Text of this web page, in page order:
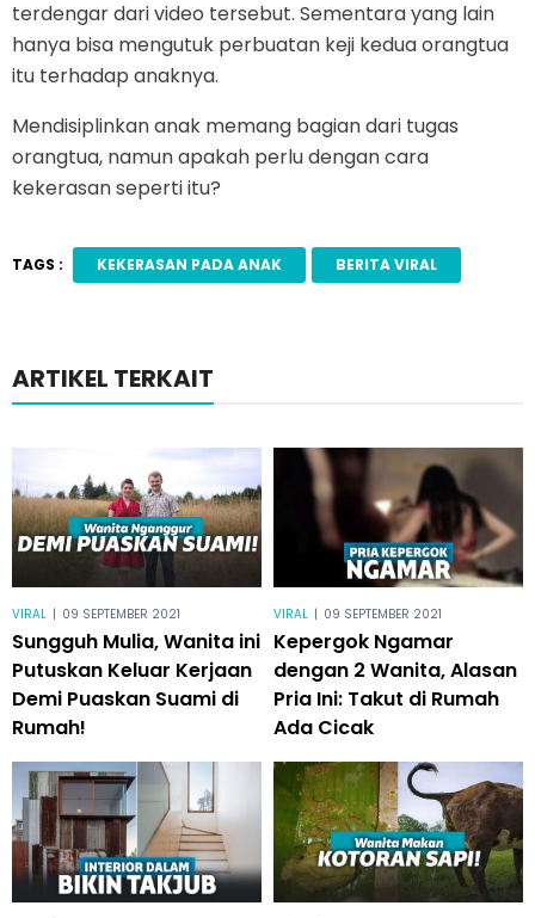
terdengar dari video tersebut. Sementara yang lain
hanya bisa mengutuk perbuatan keji kedua orangtua
itu terhadap anaknya.
Mendisiplinkan anak memang bagian dari tugas
orangtua, namun apakah perlu dengan cara
kekerasan seperti itu?
TAGS : KEKERASAN PADA ANAK BERITA VIRAL
ARTIKEL TERKAIT
VIRAL | 09 SEPTEMBER 2021
Sungguh Mulia, Wanita ini
Putuskan Keluar Kerjaan
Demi Puaskan Suami di
Rumah!
VIRAL | 09 SEPTEMBER 2021
Kepergok Ngamar
dengan 2 Wanita, Alasan
Pria Ini: Takut di Rumah
Ada Cicak